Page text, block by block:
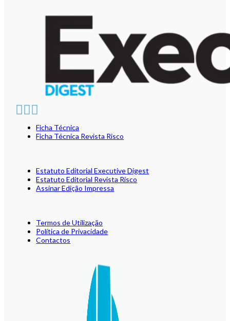
Ficha Técnica
Ficha Técnica Revista Risco
Estatuto Editorial Executive Digest
Estatuto Editorial Revista Risco
Assinar Edição Impressa
Termos de Utilização
Política de Privacidade
Contactos